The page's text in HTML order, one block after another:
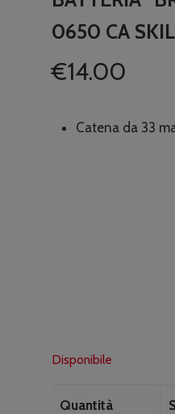
0650 CA SKIL
€14.00
Catena da 33
Disponibile
Quantità